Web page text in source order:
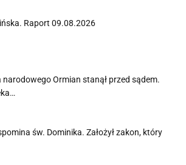
Raport 09.08.2026
narodowego Ormian stanął przed sądem.
św. Dominika. Założył zakon, który